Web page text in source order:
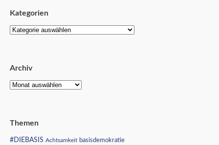
Kategorien
Archiv
Themen
#DIEBASIS Achtsamkeit basisdemokratie